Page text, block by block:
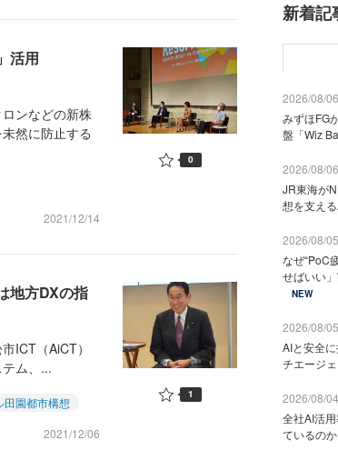
活用
ンなどの新株
然に防止する
2021/12/14
0
地方DXの指
ICT（AiCT）
ム、...
田園都市構想
2021/12/06
1
新着記
2026/08/
みずほFG
盤「Wiz
2026/08/
JR東海が
想を支え
2026/08/
なぜ“PoC
せばいい
NEW
2026/08/
AIと安全
チエージ
2026/08/
全社AI活
ているの